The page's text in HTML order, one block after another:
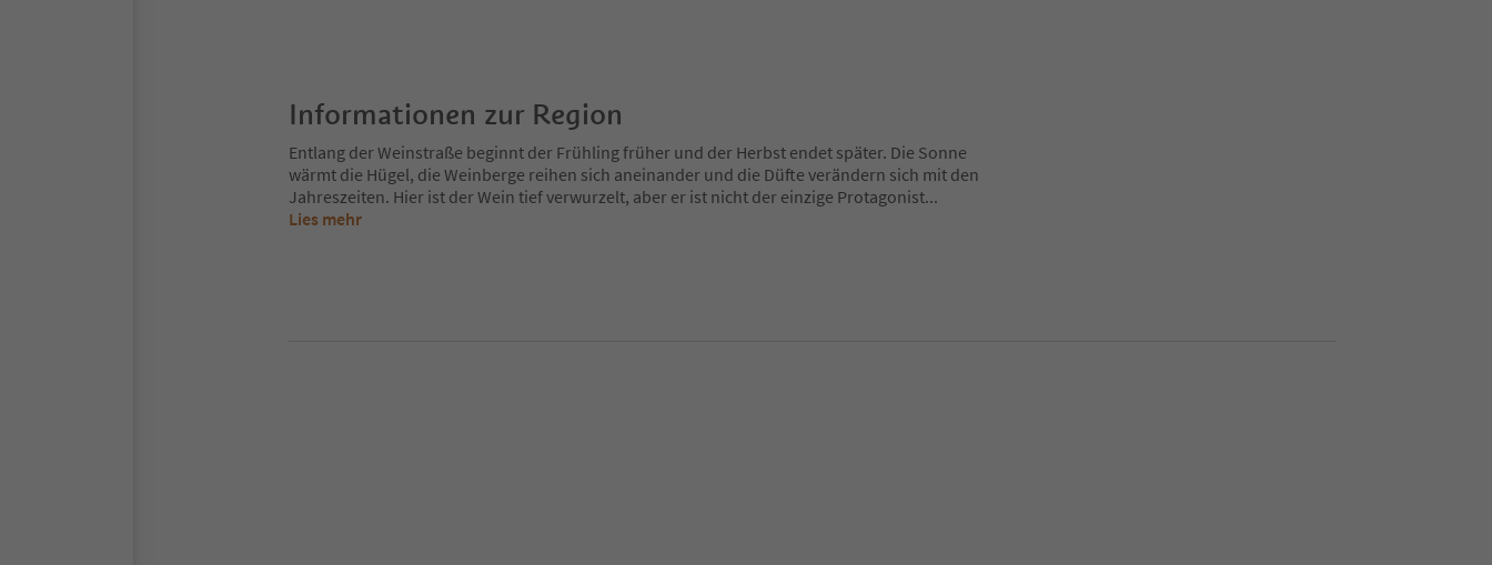
Informationen zur Region
Entlang der Weinstraße beginnt der Frühling früher und der Herbst endet später. Die Sonne
wärmt die Hügel, die Weinberge reihen sich aneinander und die Düfte verändern sich mit den
Jahreszeiten. Hier ist der Wein tief verwurzelt, aber er ist nicht der einzige Protagonist...
Lies mehr